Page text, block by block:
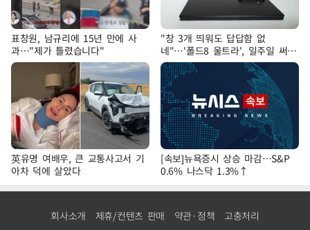
표창원, 남규리에 15년 만에 사
과…"제가 틀렸습니다"
"창 3개 띄워도 답답함 없
네"…'폴드8 울트라', 일주일 써보
니
英유명 여배우, 큰 교통사고서 기
아차 덕에 살았다
[속보]뉴욕증시 상승 마감…S&P
0.6% 나스닥 1.3%↑
회사소개 제휴/컨텐츠 판매 약관·정책 고충처리